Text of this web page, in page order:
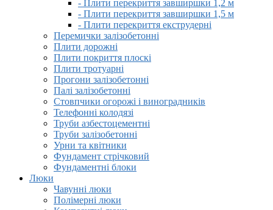
- Плити перекриття завширшки 1,2 м
- Плити перекриття завширшки 1,5 м
- Плити перекриття екструдерні
Перемички залізобетонні
Плити дорожні
Плити покриття плоскі
Плити тротуарні
Прогони залізобетонні
Палі залізобетонні
Стовпчики огорожі і виноградників
Телефонні колодязі
Труби азбестоцементні
Труби залізобетонні
Урни та квітники
Фундамент стрічковий
Фундаментні блоки
Люки
Чавунні люки
Полімерні люки